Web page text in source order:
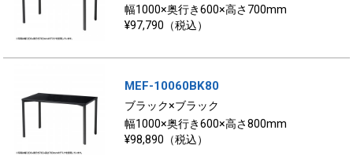
幅1000×奥行き600×高さ700mm
¥97,790（税込）
MEF-10060BK80
ブラック×ブラック
幅1000×奥行き600×高さ800mm
¥98,890（税込）